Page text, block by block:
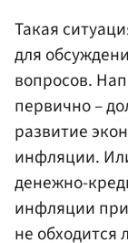
Такая
для
вопросов.
первично –
развитие
инфляции.
денежно-
инфляции
не